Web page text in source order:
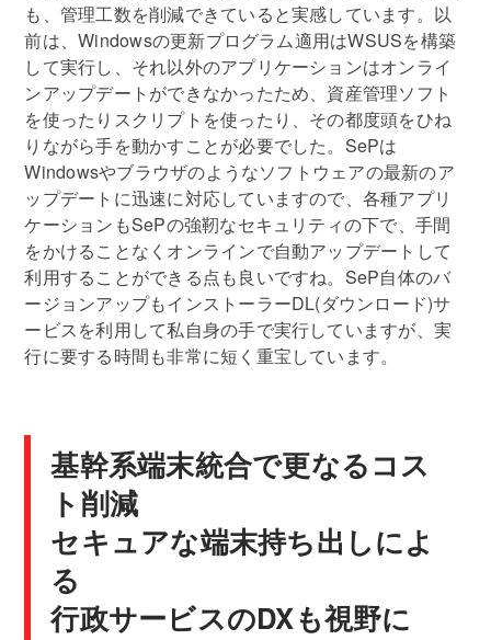
も、管理工数を削減できていると実感しています。以
前は、Windowsの更新プログラム適用はWSUSを構築
して実行し、それ以外のアプリケーションはオンライ
ンアップデートができなかったため、資産管理ソフト
を使ったりスクリプトを使ったり、その都度頭をひね
りながら手を動かすことが必要でした。SePは
Windowsやブラウザのようなソフトウェアの最新のア
ップデートに迅速に対応していますので、各種アプリ
ケーションもSePの強靭なセキュリティの下で、手間
をかけることなくオンラインで自動アップデートして
利用することができる点も良いですね。SeP自体のバ
ージョンアップもインストーラーDL(ダウンロード)サ
ービスを利用して私自身の手で実行していますが、実
行に要する時間も非常に短く重宝しています。
基幹系端末統合で更なるコス
ト削減
セキュアな端末持ち出しによ
る
行政サービスのDXも視野に